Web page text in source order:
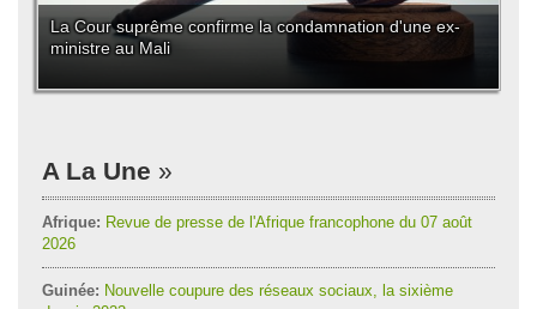
La Cour suprême confirme la condamnation d'une ex-
ministre au Mali
A La Une
Afrique: Revue de presse de l'Afrique francophone du 07 août
2026
Guinée: Nouvelle coupure des réseaux sociaux, la sixième